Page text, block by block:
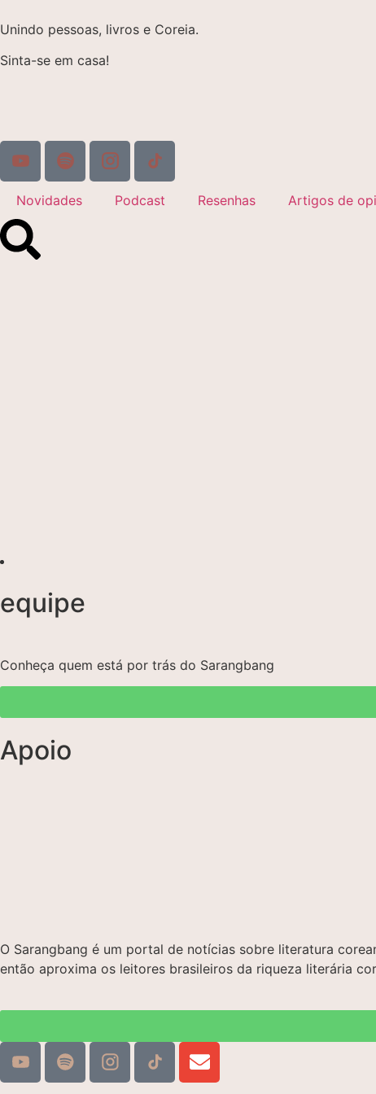
Unindo pessoas, livros e Coreia.
Sinta-se em casa!
Novidades Podcast Resenhas Artigos de
equipe
Conheça quem está por trás do Sarangbang
Apoio
O Sarangbang é um portal de notícias sobre literatura
então aproxima os leitores brasileiros da riqueza literária